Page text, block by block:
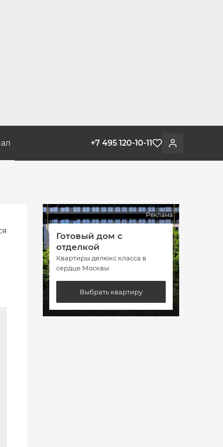
Войти
Избранное
+7 495 120-10-11
Реклама
Готовый дом с
отделкой
Квартиры делюкс класса в
сердце Москвы
Выбрать квартиру